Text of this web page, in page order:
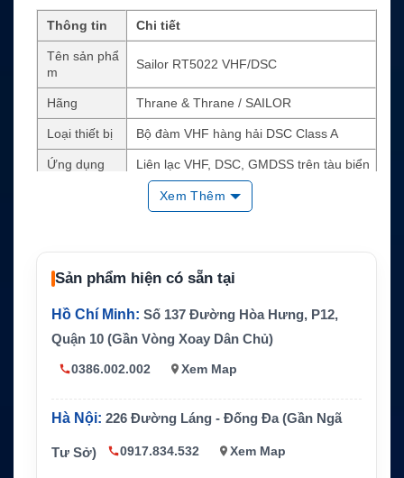
Thông tin Chi tiết
Tên sản phẩ
m
Sailor RT5022 VHF/DSC
Hãng Thrane & Thrane / SAILOR
Loại thiết bị Bộ đàm VHF hàng hải DSC Class A
Ứng dụng Liên lạc VHF, DSC, GMDSS trên tàu biển
25W / 1W
Màn hình 7-segment display và graphic LCD
Âm thanh Loa trong 5W, hỗ trợ loa ngoài 5W/8Ω
Handset SAILOR HS5001
Navigator interface IEC 61162-1
Xem Thêm
Sản phẩm hiện có sẵn tại
Hồ Chí Minh: Số 137 Đường Hòa Hưng, P12,
Quận 10 (Gần Vòng Xoay Dân Chủ)
0386.002.002 Xem Map
Hà Nội: 226 Đường Láng - Đống Đa (Gần Ngã
Tư Sở) 0917.834.532 Xem Map